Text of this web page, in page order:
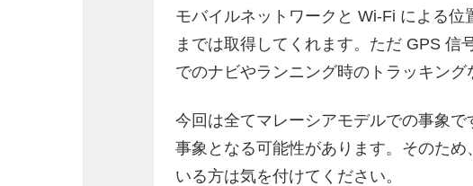
モバイルネットワークと Wi-Fi による
までは取得してくれます。ただ GPS 信
でのナビやランニング時のトラッキング
今回は全てマレーシアモデルでの事象
事象となる可能性があります。そのた
いる方は気を付けてください。